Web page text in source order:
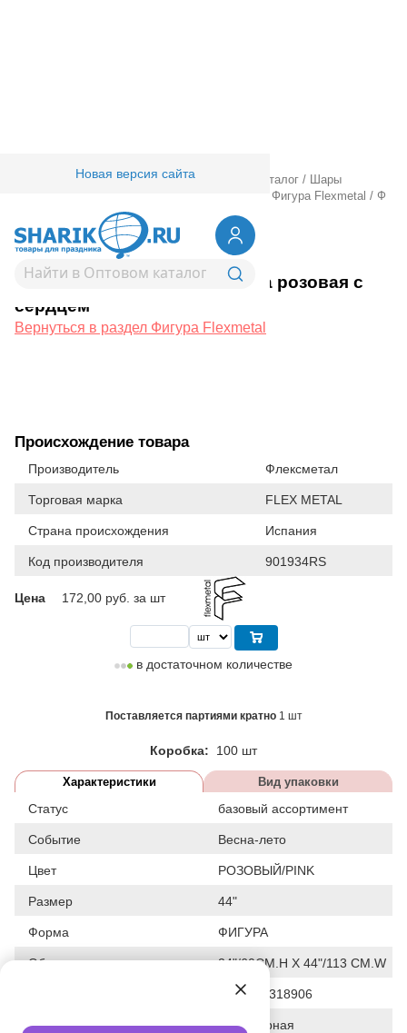
Новая версия сайта
Товары для праздника/ Оптовый каталог /
Шары
Фигура Flexmetal / Ф
ФИГУРА Бабочка розовая с сердцем
1207-6190Ф ФИГУРА Бабочка розовая с
сердцем
Вернуться в раздел Фигура Flexmetal
Происхождение товара
Производитель Флексметал
Торговая марка FLEX METAL
Страна происхождения Испания
Код производителя 901934RS
Цена 172,00 руб. за шт
в достаточном количестве
Поставляется партиями кратно 1 шт
Коробка: 100 шт
Характеристики Вид упаковки
Статус базовый ассортимент
Событие Весна-лето
Цвет РОЗОВЫЙ/PINK
Размер 44"
Форма ФИГУРА
Общие размеры 24"/60CM.H X 44"/113 CM.W
8435102318906
Полимерная